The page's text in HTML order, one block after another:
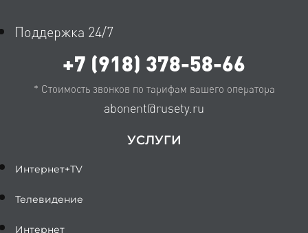
Поддержка 24/7
+7 (918) 378-58-66
* Стоимость звонков по тарифам вашего оператора
abonent@rusety.ru
УСЛУГИ
Интернет+TV
Телевидение
Интернет